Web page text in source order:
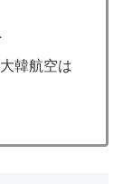
韓航空は